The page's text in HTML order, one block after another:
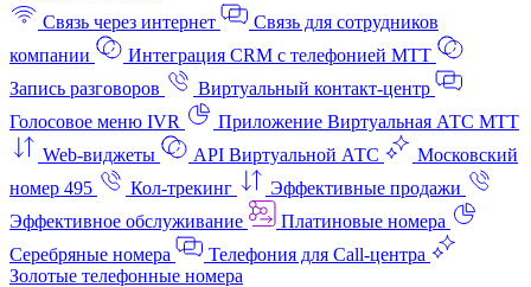
Связь через интернет
Связь для сотрудников
компании
Интеграция CRM с телефонией МТТ
Запись разговоров
Виртуальный контакт‑центр
Голосовое меню IVR
Приложение Виртуальная АТС МТТ
Web-виджеты
API Виртуальной АТС
Московский
номер 495
Кол-трекинг
Эффективные продажи
Эффективное обслуживание
Платиновые номера
Серебряные номера
Телефония для Call-центра
Золотые телефонные номера